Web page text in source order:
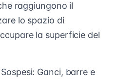
raggiungono il
lo spazio di
la superficie del
Ganci, barre e